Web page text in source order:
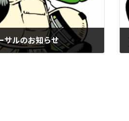
サルのお知らせ